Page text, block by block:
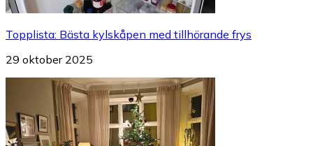
Topplista: Bästa kylskåpen med tillhörande frys
29 oktober 2025